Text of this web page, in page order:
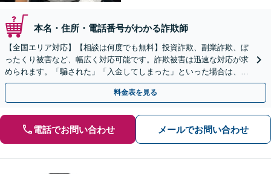
本名・住所・電話番号がわかる詐欺師
【全国エリア対応】【相談は何度でも無料】投資詐欺、副業詐欺、ぼ
ったくり被害など、幅広く対応可能です。詐欺被害は迅速な対応が求
められます。「騙された」「入金してしまった」といった場合は、お
早めにご相談ください。【電話・メール・WEB相談可】
料金表を見る
電話でお問い合わせ メールでお問い合わせ